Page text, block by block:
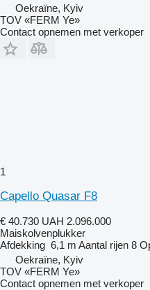
Oekraïne, Kyiv
TOV «FERM Ye»
Contact opnemen met verkoper
1
Capello Quasar F8
€ 40.730 UAH 2.096.000
Maiskolvenplukker
Afdekking 6,1 m Aantal rijen 8
Oekraïne, Kyiv
TOV «FERM Ye»
Contact opnemen met verkoper